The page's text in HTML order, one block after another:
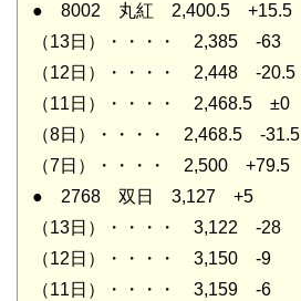
● 8002 丸紅 2,400.5 +15.5
（13日）・・・・ 2,385 -63
（12日）・・・・ 2,448 -20.5
（11日）・・・・ 2,468.5 ±0
（8日）・・・・ 2,468.5 -31.5
（7日）・・・・ 2,500 +79.5
● 2768 双日 3,127 +5
（13日）・・・・ 3,122 -28
（12日）・・・・ 3,150 -9
（11日）・・・・ 3,159 -6